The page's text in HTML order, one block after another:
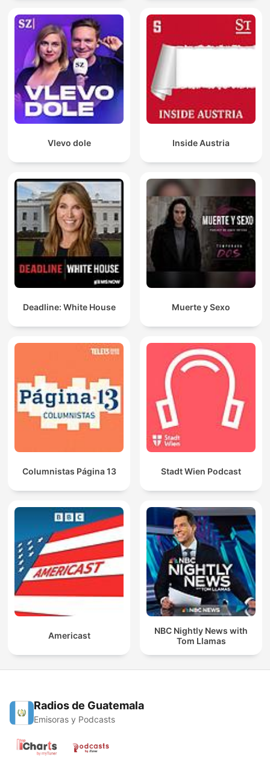
Vlevo dole Inside Austria
Deadline: White House Muerte y Sexo
Columnistas Página 13 Stadt Wien Podcast
Americast
NBC Nightly News with
Tom Llamas
Radios de Guatemala
Emisoras y Podcasts